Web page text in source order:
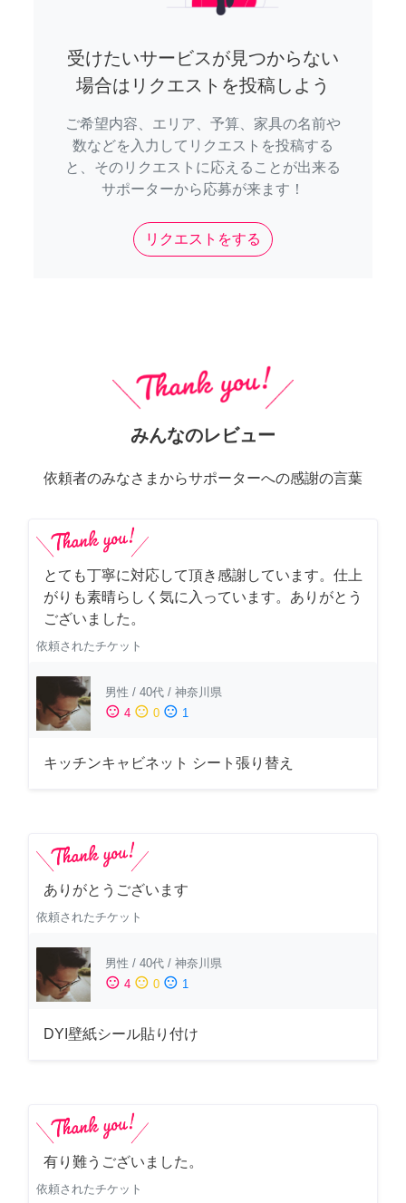
受けたいサービスが見つからない
場合はリクエストを投稿しよう
ご希望内容、エリア、予算、家具の名前や
数などを入力してリクエストを投稿する
と、そのリクエストに応えることが出来る
サポーターから応募が来ます！
リクエストをする
みんなのレビュー
依頼者のみなさまからサポーターへの感謝の言葉
とても丁寧に対応して頂き感謝しています。仕上
がりも素晴らしく気に入っています。ありがとう
ございました。
依頼されたチケット
男性 / 40代 / 神奈川県
sentiment_satisfied 4 sentiment_neutral 0 sentiment_dissatisfied 1
キッチンキャビネット シート張り替え
ありがとうございます
依頼されたチケット
男性 / 40代 / 神奈川県
sentiment_satisfied 4 sentiment_neutral 0 sentiment_dissatisfied 1
DYI壁紙シール貼り付け
有り難うございました。
依頼されたチケット